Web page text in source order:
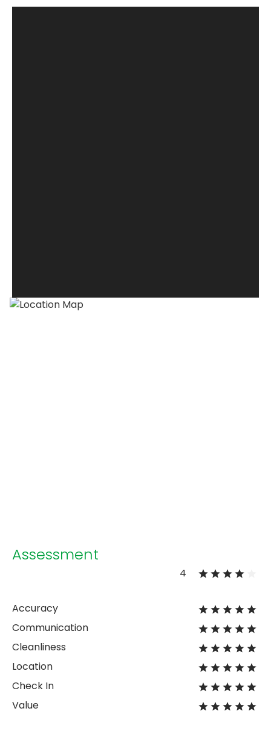
Assessment
4
Accuracy
Communication
Cleanliness
Location
Check In
Value